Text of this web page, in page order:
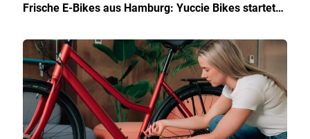
Frische E-Bikes aus Hamburg: Yuccie Bikes startet…